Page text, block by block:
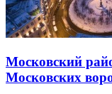
Московский
Московских